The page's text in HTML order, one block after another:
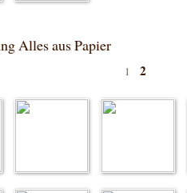
Alles aus Papier
1 2